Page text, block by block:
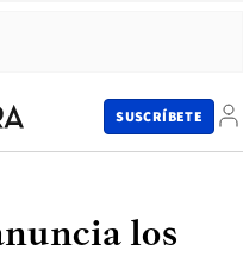
SUSCRÍBETE
los